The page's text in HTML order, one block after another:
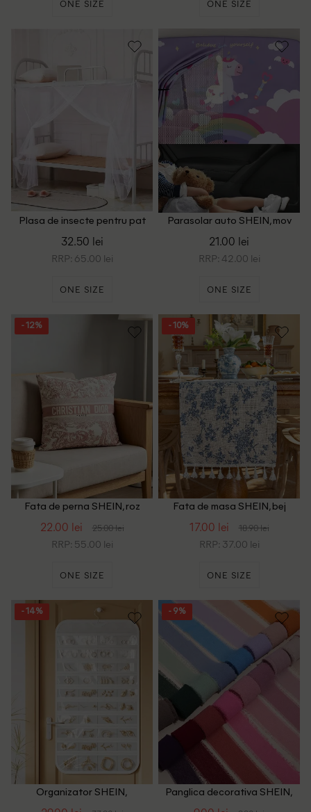
ONE SIZE ONE SIZE
Plasa de insecte pentru pat
32.50 lei
RRP: 65.00 lei
ONE SIZE
Parasolar auto SHEIN, mov
21.00 lei
RRP: 42.00 lei
ONE SIZE
- 12%
Fata de perna SHEIN, roz
22.00 lei 25.00 lei
RRP: 55.00 lei
ONE SIZE
- 10%
Fata de masa SHEIN, bej
17.00 lei 18.90 lei
RRP: 37.00 lei
ONE SIZE
- 14%
Organizator SHEIN,
- 9%
Panglica decorativa SHEIN,